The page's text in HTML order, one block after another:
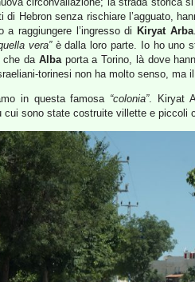
di Hebron senza rischiare l’agguato,
raggiungere l’ingresso di Kiryat Arba
vera”è dalla loro parte. Io ho uno
che da Albaporta a Torino, là dove
torinesi non ha molto senso, ma
in questa famosa “colonia”. Kiryat
cui sono state costruite villette e piccoli